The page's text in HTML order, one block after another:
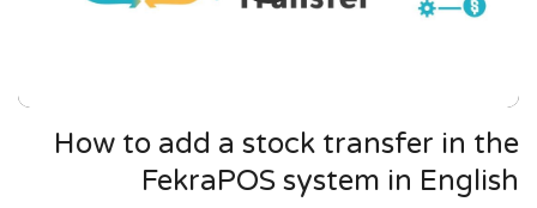
⁣How to add a stock transfer in the
FekraPOS system in English